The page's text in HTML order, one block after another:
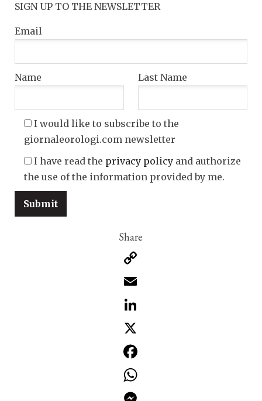
SIGN UP TO THE NEWSLETTER
Email
Name Last Name
I would like to subscribe to the
giornaleorologi.com newsletter
I have read the privacy policy and authorize
the use of the information provided by me.